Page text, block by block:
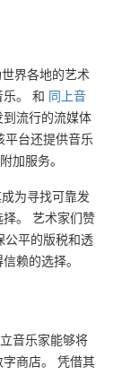
界各地的艺术
乐。 和 同上音
流行的流媒体
台还提供音乐
加服务。
为寻找可靠发
。 艺术家们赞
平的版税和透
赖的选择。
音乐家能够将
商店。 凭借其